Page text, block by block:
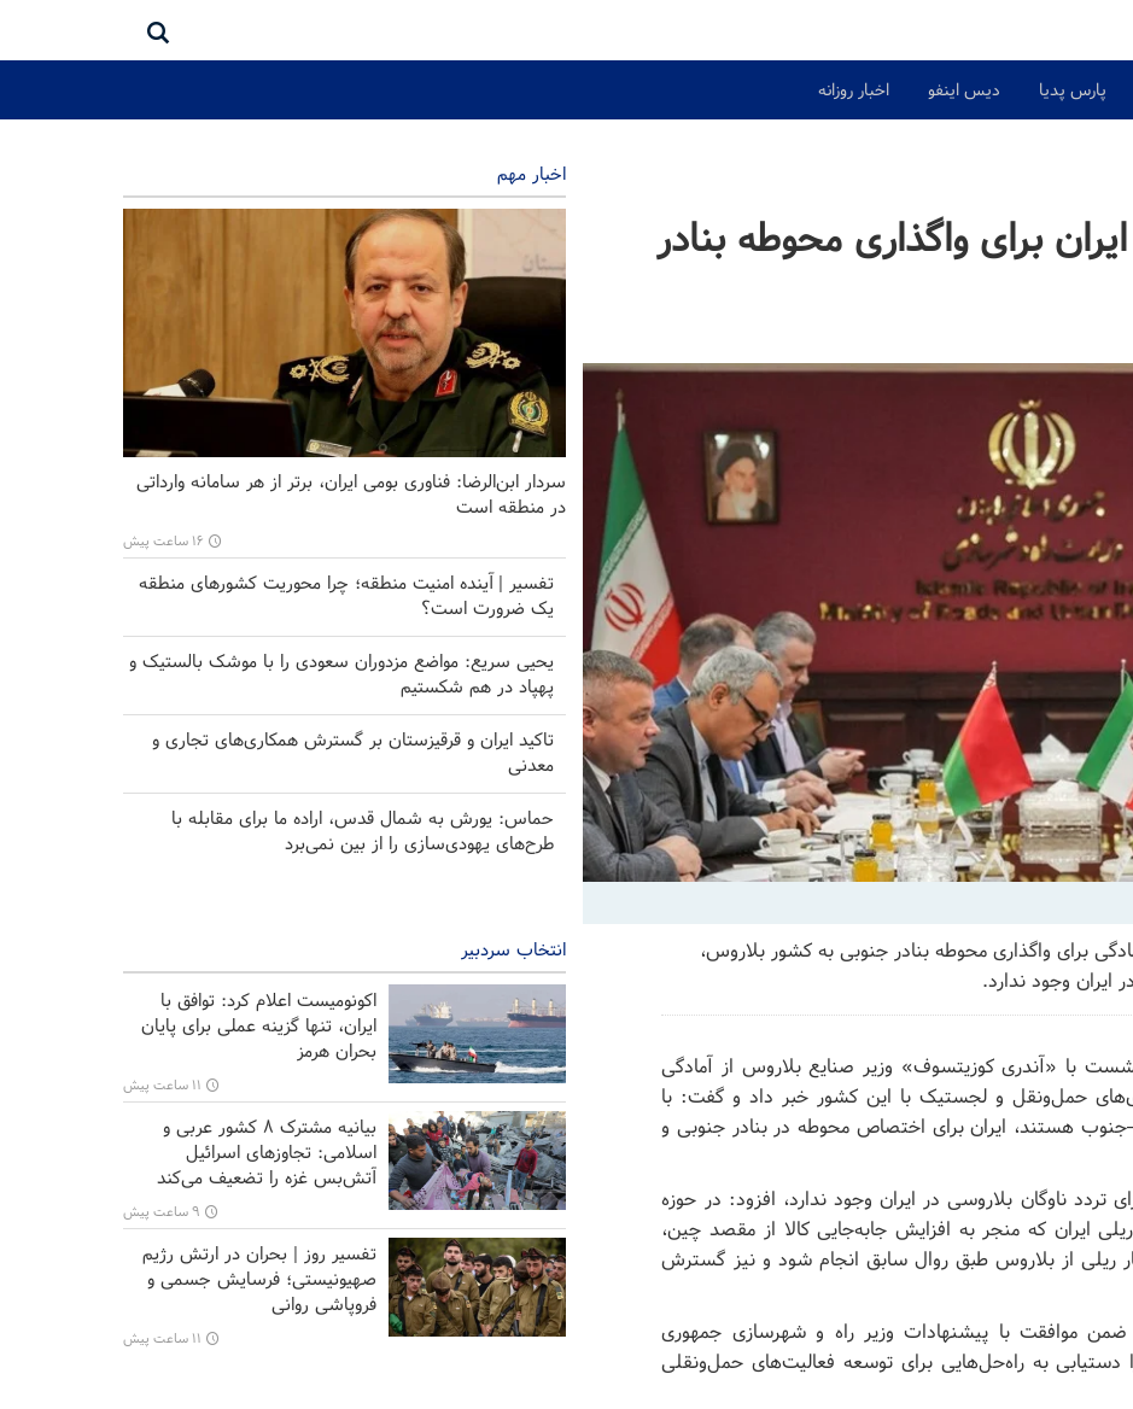
پارس پدیا دیس اینفو اخبار روزانه
برای واگذاری محوطه بنادر
برای واگذاری محوطه بنادر جنوبی به کشور بلاروس،‌
ایران وجود ندارد.
با «آندری کوزیتسوف» وزیر صنایع بلاروس از آمادگی
حمل‌ونقل و لجستیک با این کشور خبر داد و گفت: با
هستند، ایران برای اختصاص محوطه در بنادر جنوبی و
تردد ناوگان بلاروسی در ایران وجود ندارد، افزود: در حوزه
ایران که منجر به افزایش جابه‌جایی کالا از مقصد چین،
ریلی از بلاروس طبق روال سابق انجام شود و نیز گسترش
موافقت با پیشنهادات وزیر راه و شهرسازی جمهوری
به راه‌حل‌هایی برای توسعه فعالیت‌های حمل‌ونقلی
اخبار مهم
سردار ابن‌الرضا: فناوری بومی ایران، برتر از هر سامانه وارداتی
در منطقه است
۱۶ ساعت پیش
تفسیر | آینده امنیت منطقه؛ چرا محوریت کشورهای منطقه
یک ضرورت است؟
یحیی سریع: مواضع مزدوران سعودی را با موشک بالستیک و
پهپاد در هم شکستیم
تاکید ایران و قرقیزستان بر گسترش همکاری‌های تجاری و
معدنی
حماس: یورش به شمال قدس، اراده ما برای مقابله با
طرح‌های یهودی‌سازی را از بین نمی‌برد
انتخاب سردبیر
اکونومیست اعلام کرد: توافق با
ایران، تنها گزینه عملی برای پایان
بحران هرمز
۱۱ ساعت پیش
بیانیه مشترک ۸ کشور عربی و
اسلامی: تجاوزهای اسرائیل
آتش‌بس غزه را تضعیف می‌کند
۹ ساعت پیش
تفسیر روز | بحران در ارتش رژیم
صهیونیستی؛ فرسایش جسمی و
فروپاشی روانی
۱۱ ساعت پیش